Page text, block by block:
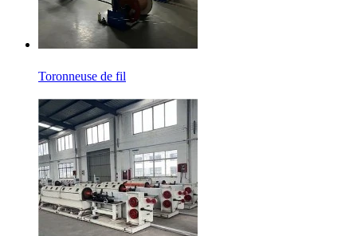
Toronneuse de fil